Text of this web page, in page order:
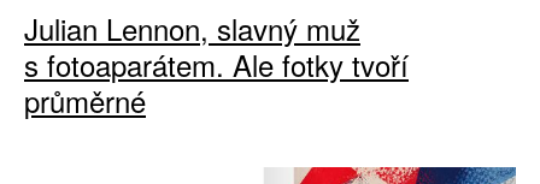
Julian Lennon, slavný muž
s fotoaparátem. Ale fotky tvoří
průměrné